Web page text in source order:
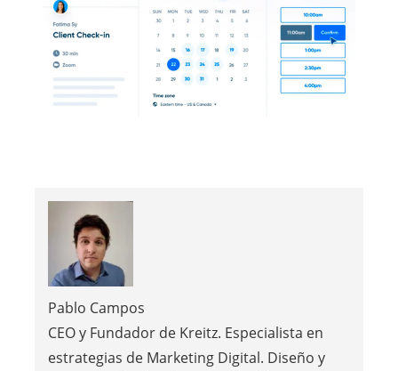
Pablo Campos
CEO y Fundador de Kreitz. Especialista en
estrategias de Marketing Digital. Diseño y